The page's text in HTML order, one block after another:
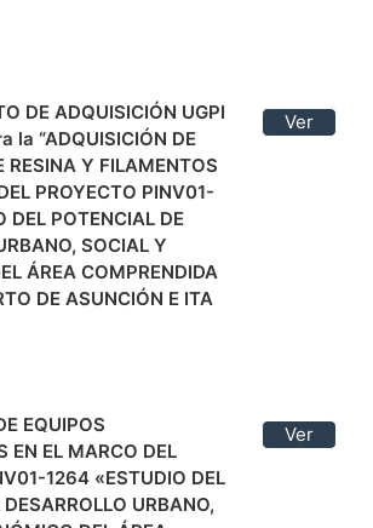
DE ADQUISICIÓN UGPI
la “ADQUISICIÓN DE
RESINA Y FILAMENTOS
PROYECTO PINV01-
DEL POTENCIAL DE
SOCIAL Y
ÁREA COMPRENDIDA
DE ASUNCIÓN E ITA
Ver
EQUIPOS
EN EL MARCO DEL
1264 «ESTUDIO DEL
URBANO,
Ver